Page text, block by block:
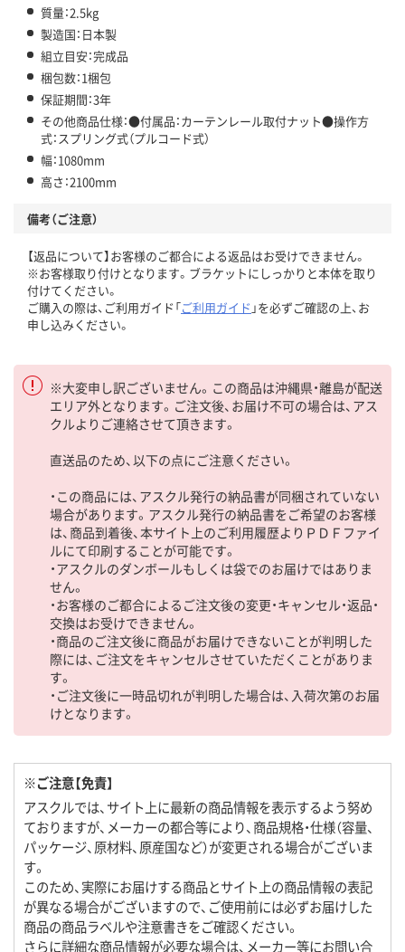
質量：2.5kg
製造国：日本製
組立目安：完成品
梱包数：1梱包
保証期間：3年
その他商品仕様：●付属品：カーテンレール取付ナット●操作方
式：スプリング式（プルコード式）
幅：1080mm
高さ：2100mm
備考（ご注意）
【返品について】お客様のご都合による返品はお受けできません。
※お客様取り付けとなります。ブラケットにしっかりと本体を取り
付けてください。
ご購入の際は、ご利用ガイド「ご利用ガイド 」を必ずご確認の上、お
申し込みください。
※大変申し訳ございません。この商品は沖縄県・離島が配送
エリア外となります。ご注文後、お届け不可の場合は、アス
クルよりご連絡させて頂きます。
直送品のため、以下の点にご注意ください。
・この商品には、アスクル発行の納品書が同梱されていない
場合があります。アスクル発行の納品書をご希望のお客様
は、商品到着後、本サイト上のご利用履歴よりＰＤＦファイ
ルにて印刷することが可能です。
・アスクルのダンボールもしくは袋でのお届けではありま
せん。
・お客様のご都合によるご注文後の変更・キャンセル・返品・
交換はお受けできません。
・商品のご注文後に商品がお届けできないことが判明した
際には、ご注文をキャンセルさせていただくことがありま
す。
・ご注文後に一時品切れが判明した場合は、入荷次第のお届
けとなります。
※ご注意【免責】
アスクルでは、サイト上に最新の商品情報を表示するよう努め
ておりますが、メーカーの都合等により、商品規格・仕様（容量、
パッケージ、原材料、原産国など）が変更される場合がございま
す。
このため、実際にお届けする商品とサイト上の商品情報の表記
が異なる場合がございますので、ご使用前には必ずお届けした
商品の商品ラベルや注意書きをご確認ください。
さらに詳細な商品情報が必要な場合は、メーカー等にお問い合